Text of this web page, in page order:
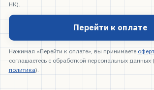
НК).
Перейти к оплате
Нажимая «Перейти к оплате», вы принимаете
соглашаетесь с обработкой персональных данных (
политика).